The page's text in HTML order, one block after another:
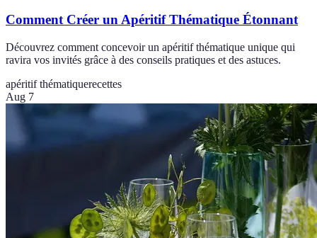
Comment Créer un Apéritif Thématique Étonnant
Découvrez comment concevoir un apéritif thématique unique qui
ravira vos invités grâce à des conseils pratiques et des astuces.
apéritif thématiquerecettes
Aug 7